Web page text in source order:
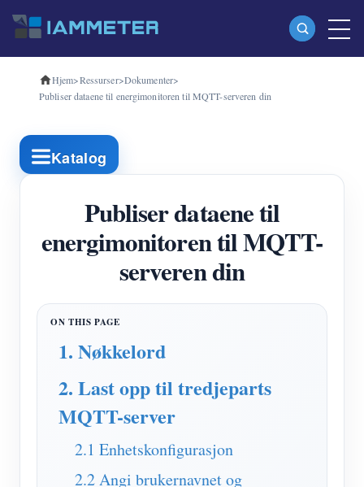
Produkter
Trefase Wi-Fi energimåler (WEM3080T)
Trefase Wi-Fi energimåler (WEM3050T)
WiFi Power Controller
IAMMETER Cloud Pro
Selvbetjent tjeneste
Virtuell måler
System for energiprognoser og -simulering
Hjem>Ressurser>Dokumenter>
Publiser dataene til energimonitoren til MQTT-serveren din
Katalog
Publiser dataene til
energimonitoren til MQTT-
serveren din
1. Nøkkelord
2. Last opp til tredjeparts
MQTT-server
2.1 Enhetskonfigurasjon
2.2 Angi brukernavnet og